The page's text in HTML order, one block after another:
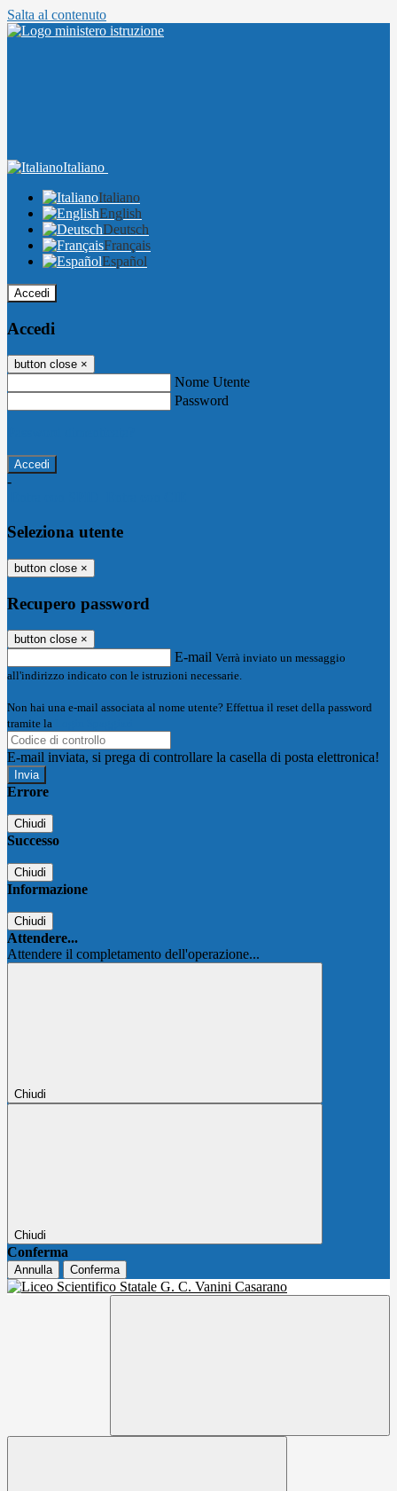
Salta al contenuto
Italiano
Italiano
English
Deutsch
Français
Español
Accedi
Accedi
button close ×
Nome Utente
Password
-
Seleziona utente
button close ×
Recupero password
button close ×
E-mail Verrà inviato un messaggio
all'indirizzo indicato con le istruzioni necessarie.
Non hai una e-mail associata al nome utente? Effettua il reset della password
tramite la
E-mail inviata, si prega di controllare la casella di posta elettronica!
Errore
Chiudi
Successo
Chiudi
Informazione
Chiudi
Attendere...
Attendere il completamento dell'operazione...
Chiudi
Chiudi
Conferma
Annulla Conferma